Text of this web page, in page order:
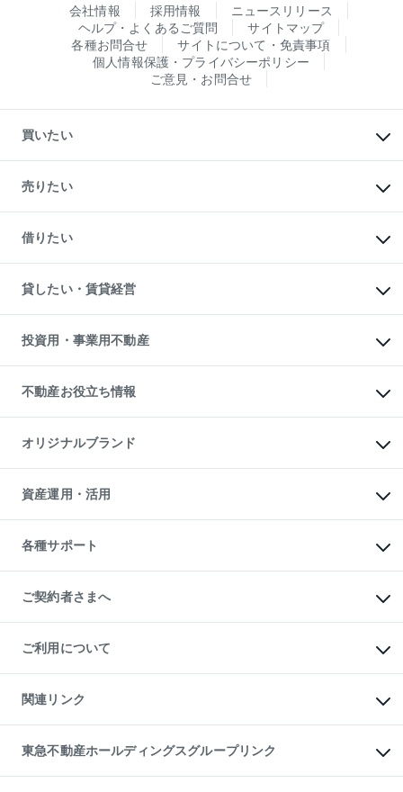
会社情報 採用情報
ニュースリリース
ヘルプ・よくあるご質問
サイトマップ
各種お問合せ
サイトについて・免責事項
個人情報保護・プライバシーポリシー
ご意見・お問合せ
買いたい
新築・分譲マンションの購入
中古マンションの購入
一戸建ての購入
中古一戸建ての購入
不動産購入の流れ
注目キーワード物件特集
購入ガイド
English 繁体中文簡体中文
売りたい
一戸建ての売却・査定
土地の売却・査定
スピードAI査定
不動産査定について
不動産売却の流れ
不動産買換えの流れ
売却ガイド
借りたい
オフィス・店舗の賃貸
借りるときの流れ
借りるガイド
貸したい・賃貸経営
マンション賃料データ
賃貸管理プラン
リロケーションについて
貸すガイド
投資用・事業用不動産
事業用不動産
マンション投資
投資用マンション
アパート経営
収益物件
ビル購入（ビル一棟）
投資用不動産の売却査定
事業用不動産の売却査定
不動産お役立ち情報
マンションライブラリー
人気マンションランキング
暮らしに役立つ不動産メディア
不動産相場・不動産価格情報
不動産コラム・ニュース
不動産用語集
不動産なんでもネット相談室
住まいの税金
オリジナルブランド
一棟リノベーションマンション
L`GENTE（ルジェンテ）
区分リノベーションマンション
投資用一棟レジデンスWELL
不動産小口投資
LEGACIA（レガシア）
資産運用・活用
不動産M&A
アセットマネジメント・出資
各種サポート
相続サポート
リフォームサポート
ご契約者さまへ
ご紹介・再契約特典
入居者様専用-各種ご案内（賃貸）
東急こすもす会「こすもすWeb」
ご利用について
金融商品取引について
東急リバブル ソーシャルメディアポリシー
ご意見・お問い合わせ（金融商品取引専用の相談・お問い合わせ窓口）
ダイレクトメール（郵送物）・Eメールなどの送付停止について
関連リンク
これからご結婚される方に東急百貨店のブライダルクラブ
人材サービスのご用命は 東急リバブルスタッフ株式会社まで
東北の逸品を贈ります 東北すぐれものセレクション
東急不動産ホールディングスグループリンク